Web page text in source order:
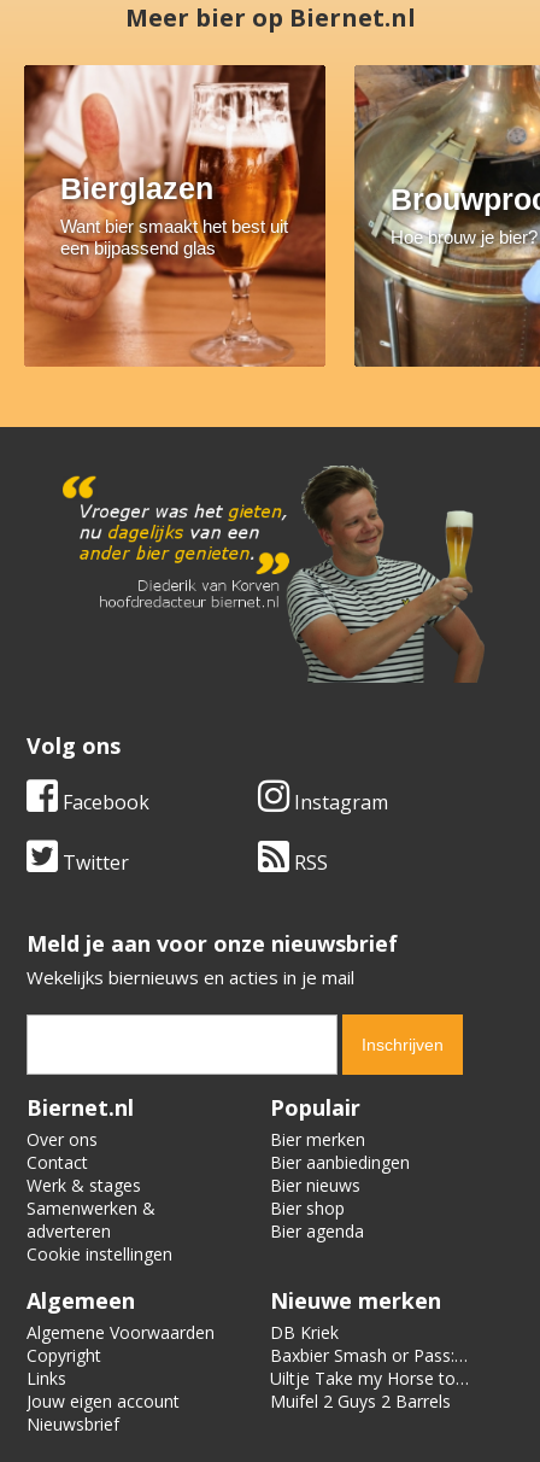
Meer bier op Biernet.nl
Bierglazen
Want bier smaakt het best uit
een bijpassend glas
Hoe brouw je bier?
Volg ons
Facebook Instagram
Twitter RSS
​​​​​​​Meld je aan voor onze nieuwsbrief
Wekelijks biernieuws en acties in je mail
Verification code:
Biernet.nl
Over ons
Contact
Werk & stages
Samenwerken &
adverteren
Cookie instellingen
Populair
Bier merken
Bier aanbiedingen
Bier nieuws
Bier shop
Bier agenda
Algemeen
Algemene Voorwaarden
Copyright
Links
Jouw eigen account
Nieuwsbrief
Nieuwe merken
DB Kriek
Baxbier Smash or Pass:
Strata
Uiltje Take my Horse to
the Hotel Room
Muifel 2 Guys 2 Barrels